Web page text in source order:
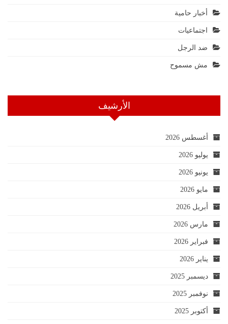
أخبار حامية
اجتماعيات
ضد الرجل
مش مسموح
الأرشيف
أغسطس 2026
يوليو 2026
يونيو 2026
مايو 2026
أبريل 2026
مارس 2026
فبراير 2026
يناير 2026
ديسمبر 2025
نوفمبر 2025
أكتوبر 2025